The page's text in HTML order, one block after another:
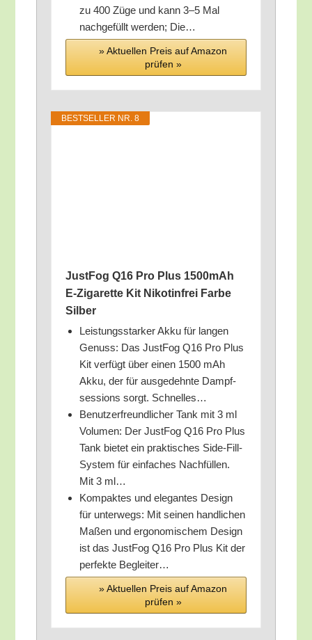
zu 400 Züge und kann 3–5 Mal
nach­ge­füllt wer­den; Die…
» Aktu­el­len Preis auf Ama­zon
prü­fen »
BEST­SEL­LER NR. 8
Jus­t­Fog Q16 Pro Plus 1500mAh
E‑Zigarette Kit Niko­tin­frei Far­be
Silber
Leis­tungs­star­ker Akku für lan­gen
Genuss: Das Jus­t­Fog Q16 Pro Plus
Kit ver­fügt über einen 1500 mAh
Akku, der für aus­ge­dehn­te Dampf­
ses­si­ons sorgt. Schnelles…
Benut­zer­freund­li­cher Tank mit 3 ml
Volu­men: Der Jus­t­Fog Q16 Pro Plus
Tank bie­tet ein prak­ti­sches Side-Fill-
Sys­tem für ein­fa­ches Nach­fül­len.
Mit 3 ml…
Kom­pak­tes und ele­gan­tes Design
für unter­wegs: Mit sei­nen hand­li­chen
Maßen und ergo­no­mi­schem Design
ist das Jus­t­Fog Q16 Pro Plus Kit der
per­fek­te Begleiter…
» Aktu­el­len Preis auf Ama­zon
prü­fen »